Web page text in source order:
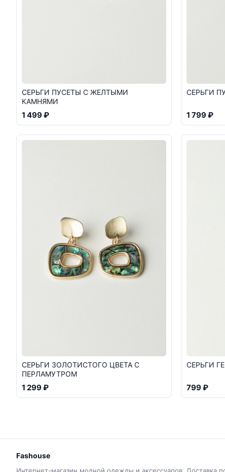
СЕРЬГИ ПУСЕТЫ С ЖЕЛТЫМИ
КАМНЯМИ
1 499 ₽
СЕРЬГИ
1 799 ₽
СЕРЬГИ ЗОЛОТИСТОГО ЦВЕТА С
ПЕРЛАМУТРОМ
1 299 ₽
СЕРЬГИ
799 ₽
Fashouse